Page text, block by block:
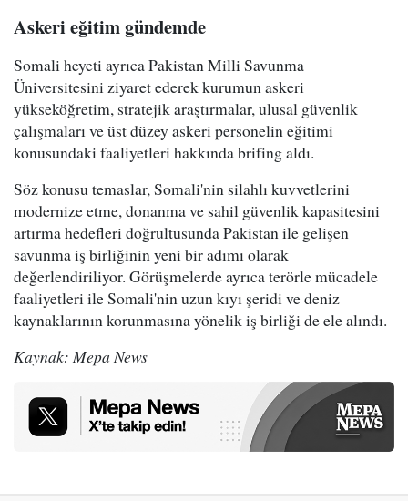
Askeri eğitim gündemde
Somali heyeti ayrıca Pakistan Milli Savunma
Üniversitesini ziyaret ederek kurumun askeri
yükseköğretim, stratejik araştırmalar, ulusal güvenlik
çalışmaları ve üst düzey askeri personelin eğitimi
konusundaki faaliyetleri hakkında brifing aldı.
Söz konusu temaslar, Somali'nin silahlı kuvvetlerini
modernize etme, donanma ve sahil güvenlik kapasitesini
artırma hedefleri doğrultusunda Pakistan ile gelişen
savunma iş birliğinin yeni bir adımı olarak
değerlendiriliyor. Görüşmelerde ayrıca terörle mücadele
faaliyetleri ile Somali'nin uzun kıyı şeridi ve deniz
kaynaklarının korunmasına yönelik iş birliği de ele alındı.
Kaynak: Mepa News